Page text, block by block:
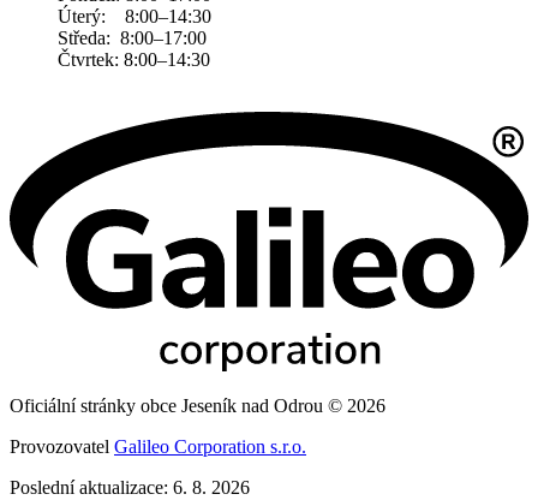
Úterý: 8:00–14:30
Středa: 8:00–17:00
Čtvrtek: 8:00–14:30
Oficiální stránky obce Jeseník nad Odrou © 2026
Provozovatel Galileo Corporation s.r.o.
Poslední aktualizace: 6. 8. 2026